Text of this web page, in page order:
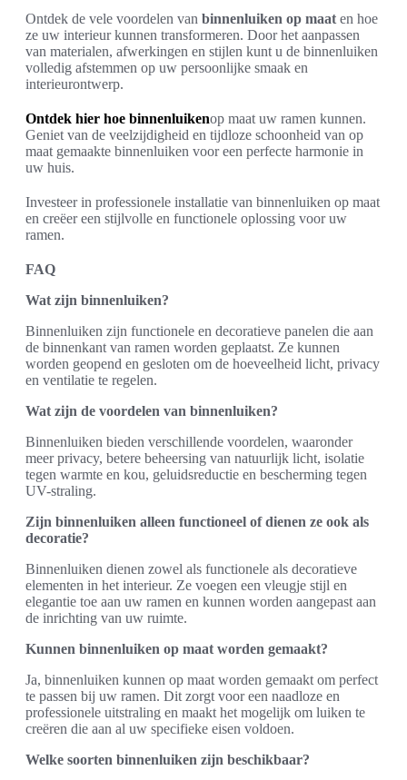
Ontdek de vele voordelen van binnenluiken op maat en hoe
ze uw interieur kunnen transformeren. Door het aanpassen
van materialen, afwerkingen en stijlen kunt u de binnenluiken
volledig afstemmen op uw persoonlijke smaak en
interieurontwerp.
Ontdek hier hoe binnenluikenop maat uw ramen kunnen.
Geniet van de veelzijdigheid en tijdloze schoonheid van op
maat gemaakte binnenluiken voor een perfecte harmonie in
uw huis.
Investeer in professionele installatie van binnenluiken op maat
en creëer een stijlvolle en functionele oplossing voor uw
ramen.
FAQ
Wat zijn binnenluiken?
Binnenluiken zijn functionele en decoratieve panelen die aan
de binnenkant van ramen worden geplaatst. Ze kunnen
worden geopend en gesloten om de hoeveelheid licht, privacy
en ventilatie te regelen.
Wat zijn de voordelen van binnenluiken?
Binnenluiken bieden verschillende voordelen, waaronder
meer privacy, betere beheersing van natuurlijk licht, isolatie
tegen warmte en kou, geluidsreductie en bescherming tegen
UV-straling.
Zijn binnenluiken alleen functioneel of dienen ze ook als
decoratie?
Binnenluiken dienen zowel als functionele als decoratieve
elementen in het interieur. Ze voegen een vleugje stijl en
elegantie toe aan uw ramen en kunnen worden aangepast aan
de inrichting van uw ruimte.
Kunnen binnenluiken op maat worden gemaakt?
Ja, binnenluiken kunnen op maat worden gemaakt om perfect
te passen bij uw ramen. Dit zorgt voor een naadloze en
professionele uitstraling en maakt het mogelijk om luiken te
creëren die aan al uw specifieke eisen voldoen.
Welke soorten binnenluiken zijn beschikbaar?